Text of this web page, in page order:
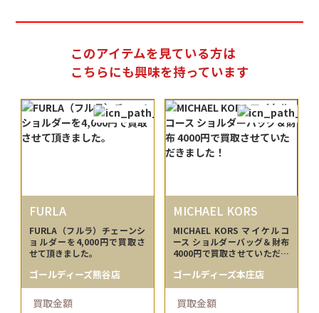
このアイテムを見ている方は
こちらにも興味を持っています
FURLA
FURLA（フルラ）チェーンシ
ョルダーを4,000円で買取さ
せて頂きました。
ゴールディーズ熊谷店
買取金額
MICHAEL KORS
MICHAEL KORS マイケルコ
ース ショルダーバッグ＆財布
4000円で買取させていただき
ゴールディーズ本庄店
買取金額